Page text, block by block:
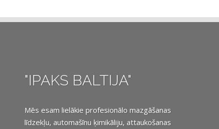
"IPAKS BALTIJA"
Mēs esam lielākie profesionālo mazgāšanas
līdzekļu, automašīnu ķimikāliju, attaukošanas